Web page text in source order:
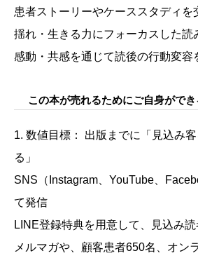
患者ストーリーやケーススタディを
揺れ・生きる力にフォーカスした読
感動・共感を通じて読後の行動変容
この本が売れるためにご自身ができ
1. 数値目標： 出版までに「見込み
る」
SNS（Instagram、YouTube、
て発信
LINE登録特典を用意して、見込み
メルマガや、顧客患者650名、オン